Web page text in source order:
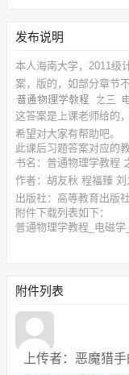
发布说明
本人海南大学，2011级
案， 版的，如部分章节
这答案是上课老师给的
希望对大家有帮助吧。
此课后习题答案对应的
书名：普通物理学教程
作者：胡友秋 程福臻 刘
出版社：高等教育出版社
附件下载列表如下：
普通物理学教程_电磁
附件列表
上传者：恶魔猎